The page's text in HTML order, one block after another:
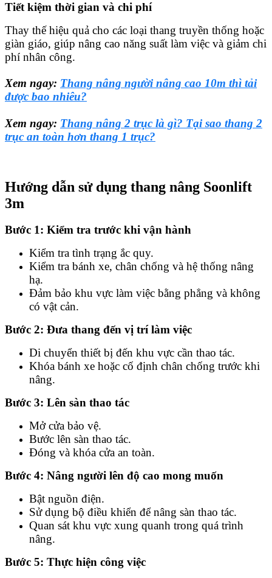
Tiết kiệm thời gian và chi phí
Thay thế hiệu quả cho các loại thang truyền thống hoặc
giàn giáo, giúp nâng cao năng suất làm việc và giảm chi
phí nhân công.
Xem ngay: Thang nâng người nâng cao 10m thì tải
được bao nhiêu?
Xem ngay: Thang nâng 2 trục là gì? Tại sao thang 2
trục an toàn hơn thang 1 trục?
Hướng dẫn sử dụng thang nâng Soonlift
3m
Bước 1: Kiểm tra trước khi vận hành
Kiểm tra tình trạng ắc quy.
Kiểm tra bánh xe, chân chống và hệ thống nâng
hạ.
Đảm bảo khu vực làm việc bằng phẳng và không
có vật cản.
Bước 2: Đưa thang đến vị trí làm việc
Di chuyển thiết bị đến khu vực cần thao tác.
Khóa bánh xe hoặc cố định chân chống trước khi
nâng.
Bước 3: Lên sàn thao tác
Mở cửa bảo vệ.
Bước lên sàn thao tác.
Đóng và khóa cửa an toàn.
Bước 4: Nâng người lên độ cao mong muốn
Bật nguồn điện.
Sử dụng bộ điều khiển để nâng sàn thao tác.
Quan sát khu vực xung quanh trong quá trình
nâng.
Bước 5: Thực hiện công việc